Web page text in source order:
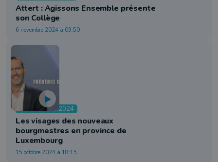
Attert : Agissons Ensemble présente
son Collège
6 novembre 2024 à 09:50
Communales 2024
Les visages des nouveaux
bourgmestres en province de
Luxembourg
15 octobre 2024 à 18:15